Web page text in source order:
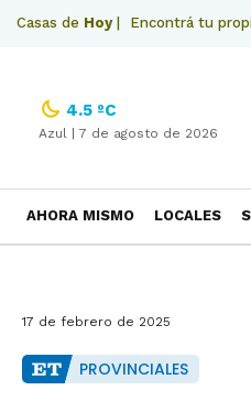
Casas de Hoy| Encontrá tu
4.5 ºC
Azul | 7 de agosto de 2026
AHORA MISMO LOCALES
17 de febrero de 2025
PROVINCIALES